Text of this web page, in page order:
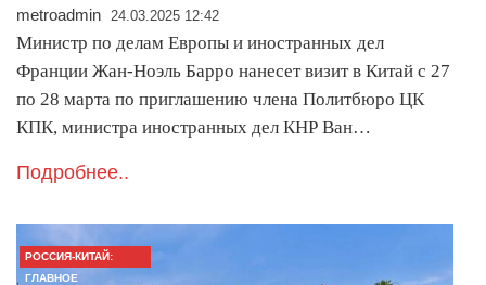
metroadmin 24.03.2025 12:42
Министр по делам Европы и иностранных дел
Франции Жан-Ноэль Барро нанесет визит в Китай с 27
по 28 марта по приглашению члена Политбюро ЦК
КПК, министра иностранных дел КНР Ван…
Подробнее..
РОССИЯ-КИТАЙ:
ГЛАВНОЕ